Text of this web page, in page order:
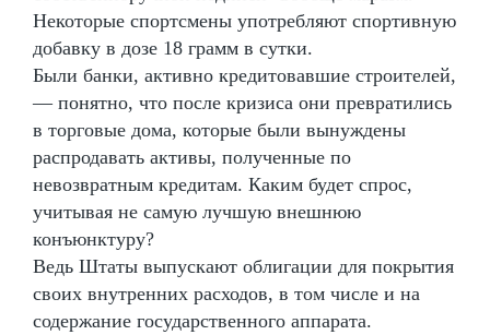
Некоторые спортсмены употребляют спортивную
добавку в дозе 18 грамм в сутки.
Были банки, активно кредитовавшие строителей,
— понятно, что после кризиса они превратились
в торговые дома, которые были вынуждены
распродавать активы, полученные по
невозвратным кредитам. Каким будет спрос,
учитывая не самую лучшую внешнюю
конъюнктуру?
Ведь Штаты выпускают облигации для покрытия
своих внутренних расходов, в том числе и на
содержание государственного аппарата.